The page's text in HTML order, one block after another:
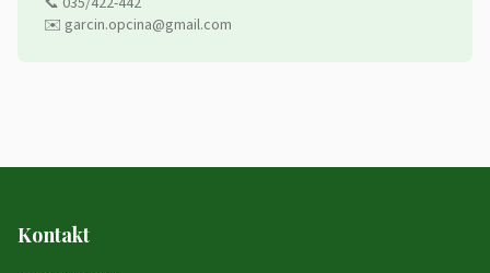
✉️ garcin.opcina@gmail.com
Kontakt